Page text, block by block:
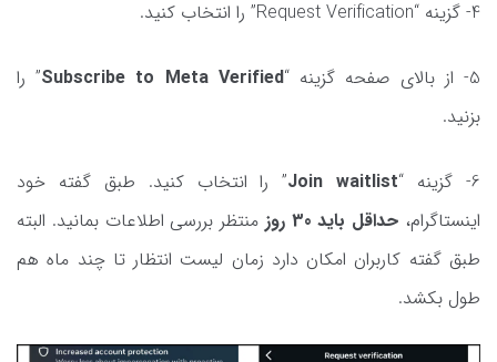
4- گزینه “Request Verification” را انتخاب کنید.
5- از بالای صفحه گزینه “ Subscribe to Meta Verified” را
بزنید.
6- گزینه “ Join waitlist” را انتخاب کنید. طبق گفته خود
اینستاگرام، حداقل باید 30 روز
منتظر بررسی اطلاعات بمانید. البته
طبق گفته کاربران امکان دارد زمان لیست انتظار تا چند ماه هم
طول بکشد.